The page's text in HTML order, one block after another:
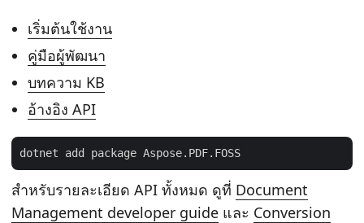
เริ่มต้นใช้งาน
คู่มือผู้พัฒนา
บทความ KB
อ้างอิง API
dotnet add package Aspose.PDF.FOSS
สำหรับรายละเอียด API ทั้งหมด ดูที่ Document
Management developer guide และ Conversion